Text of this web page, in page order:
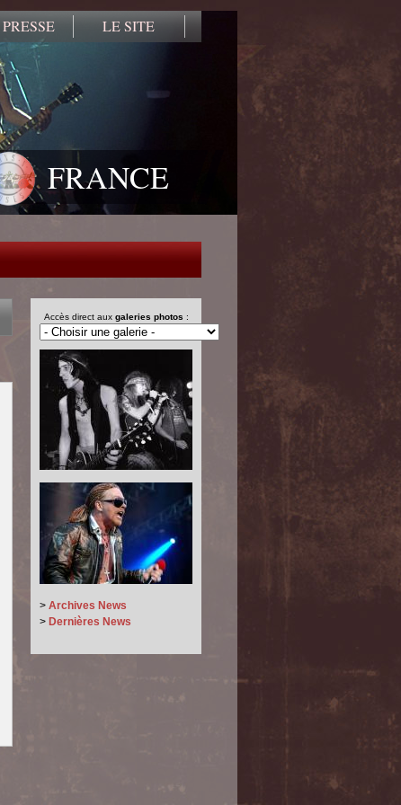
LE SITE
FRANCE
Accès direct aux galeries photos :
> Archives News
> Dernières News